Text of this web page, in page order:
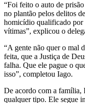
“Foi feito o auto de
no plantão pelos delitos
homicídio qualificado por
vítimas”, explicou o
“A gente não quer o mal
feita, que a Justiça de
falha. Que ele pague o
isso”, completou Iago.
De acordo com a família,
qualquer tipo. Ele segue